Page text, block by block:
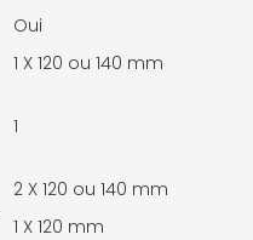
Oui
1 X 120 ou 140 mm
1
2 X 120 ou 140 mm
1 X 120 mm